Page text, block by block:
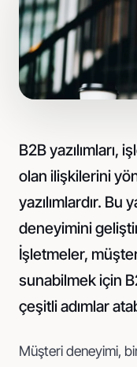
Pazaryeri
Sosyal
İçerik üretimi
B2B
olan ilişkilerini
yazılımlardır. Bu
deneyimini
İşletmeler,
sunabilmek için
çeşitli adımlar
Müşteri deneyimi,